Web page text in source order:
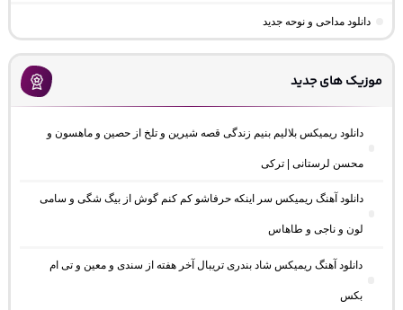
دانلود مداحی و نوحه جدید
موزیک های جدید
دانلود ریمیکس بلالیم بنیم زندگی قصه شیرین و تلخ از حصین و ماهسون و
محسن لرستانی | ترکی
دانلود آهنگ ریمیکس سر اینکه حرفاشو کم کنم گوش از بیگ شگی و سامی
لون و ناجی و طاهاس
دانلود آهنگ ریمیکس شاد بندری تریبال آخر هفته از سندی و معین و تی ام
بکس